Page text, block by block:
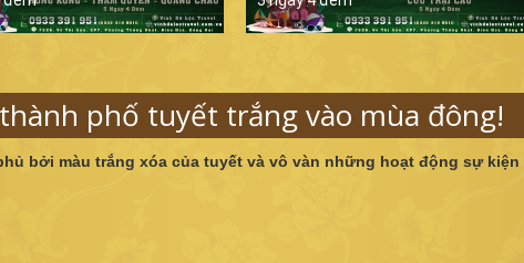
phố tuyết trắng vào mùa đông!
bởi màu trắng xóa của tuyết và vô vàn những hoạt động sự kiện